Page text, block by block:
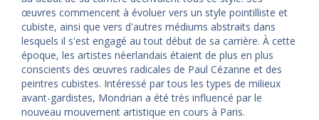
œuvres commencent à évoluer vers un style pointilliste et
cubiste, ainsi que vers d'autres médiums abstraits dans
lesquels il s'est engagé au tout début de sa carrière. À cette
époque, les artistes néerlandais étaient de plus en plus
conscients des œuvres radicales de Paul Cézanne et des
peintres cubistes. Intéressé par tous les types de milieux
avant-gardistes, Mondrian a été très influencé par le
nouveau mouvement artistique en cours à Paris.